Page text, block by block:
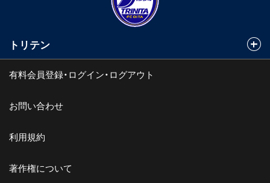
トリテン
有料会員登録・ログイン・ログアウト
お問い合わせ
利用規約
著作権について